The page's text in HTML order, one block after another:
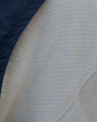
】 を受けまし